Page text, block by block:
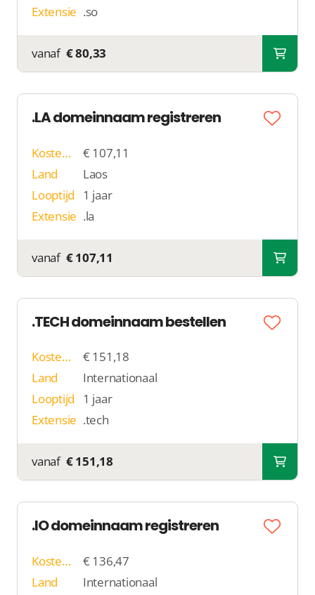
Extensie .so
vanaf € 80,33
.LA domeinnaam registreren
Kosten p/j
€ 107,11
Land
Laos
Looptijd
1 jaar
Extensie .la
vanaf € 107,11
.TECH domeinnaam bestellen
Kosten p/j
€ 151,18
Land
Internationaal
Looptijd
1 jaar
Extensie .tech
vanaf € 151,18
.IO domeinnaam registreren
Kosten p/j
€ 136,47
Land
Internationaal